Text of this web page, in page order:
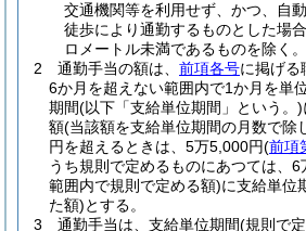
交通機関等を利用せず、かつ、自
徒歩により通勤するものとした場
ロメートル未満であるものを除く
2
通勤手当の額は、 前項各号に掲げる
6か月を超えない範囲内で1か月を単
期間(以下「支給単位期間」という。)
額(当該額を支給単位期間の月数で除
円を超えるときは、5万5,000円(前項
うち規則で定めるものにあつては、
範囲内で規則で定める額)に支給単位
た額)とする。
3
通勤手当は、支給単位期間(規則で